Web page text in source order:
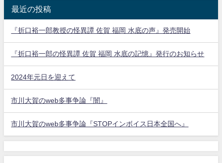
最近の投稿
『折口裕一郎教授の怪異譚 佐賀 福岡 水底の声』発売開始
『折口裕一郎の怪異譚 佐賀 福岡 水底の記憶』発行のお知らせ
2024年元日を迎えて
市川大賀のweb多事争論『闇』
市川大賀のweb多事争論『STOPインボイス日本全国へ』